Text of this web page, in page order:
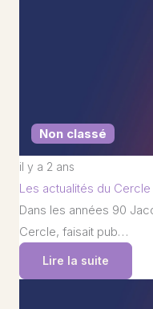
Non classé
il y a 2 ans
Les actualités du
Dans les années 90
Cercle, faisait pub…
Lire la suite